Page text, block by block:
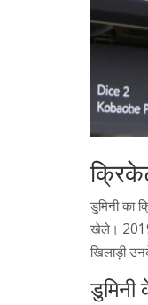
डुमिनी का
खेले। 2019
खिलाड़ी